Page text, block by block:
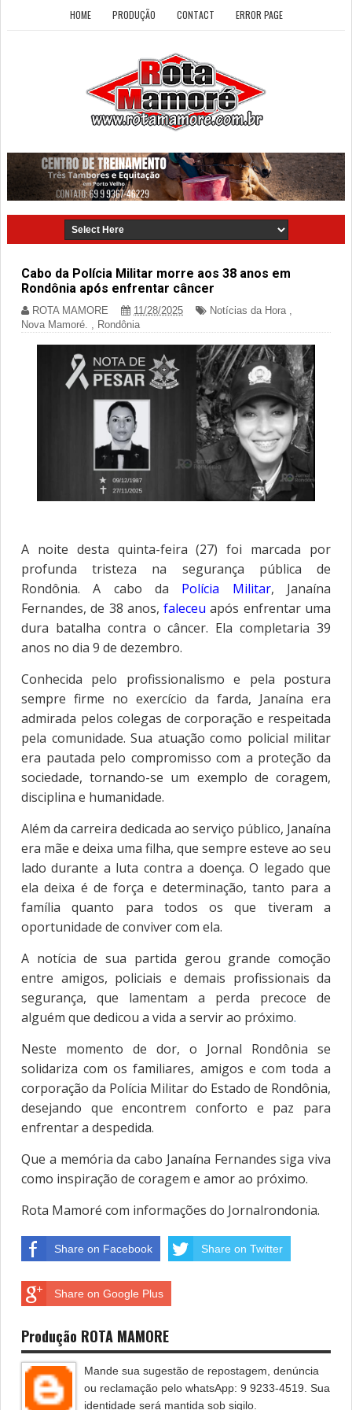
HOME PRODUÇÃO CONTACT ERROR PAGE
Cabo da Polícia Militar morre aos 38 anos em
Rondônia após enfrentar câncer
ROTA MAMORE 11/28/2025 Notícias da Hora,
Nova Mamoré. , Rondônia
A noite desta quinta-feira (27) foi marcada por
profunda tristeza na segurança pública de
Rondônia. A cabo da
Polícia Militar, Janaína
Fernandes, de 38 anos,faleceu após enfrentar uma
dura batalha contra o câncer. Ela completaria 39
anos no dia 9 de dezembro.
Conhecida pelo profissionalismo e pela postura
sempre firme no exercício da farda, Janaína era
admirada pelos colegas de corporação e respeitada
pela comunidade. Sua atuação como policial militar
era pautada pelo compromisso com a proteção da
sociedade, tornando-se um exemplo de coragem,
disciplina e humanidade.
Além da carreira dedicada ao serviço público, Janaína
era mãe e deixa uma filha, que sempre esteve ao seu
lado durante a luta contra a doença. O legado que
ela deixa é de força e determinação, tanto para a
família quanto para todos os que tiveram a
oportunidade de conviver com ela.
A notícia de sua partida gerou grande comoção
entre amigos, policiais e demais profissionais da
segurança, que lamentam a perda precoce de
alguém que dedicou a vida a servir ao próximo.
Neste momento de dor, o Jornal Rondônia se
solidariza com os familiares, amigos e com toda a
corporação da Polícia Militar do Estado de Rondônia,
desejando que encontrem conforto e paz para
enfrentar a despedida.
Que a memória da cabo Janaína Fernandes siga viva
como inspiração de coragem e amor ao próximo.
Rota Mamoré com informações do Jornalrondonia.
Share on Facebook Share on Twitter
Share on Google Plus
Produção ROTA MAMORE
Mande sua sugestão de repostagem, denúncia
ou reclamação pelo whatsApp: 9 9233-4519. Sua
identidade será mantida sob sigilo.